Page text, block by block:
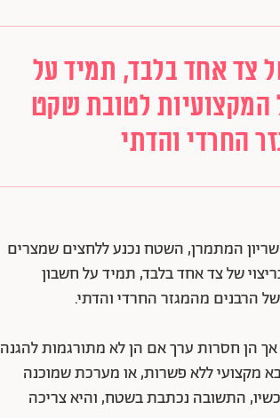
צד אחד בלבד, תמיד על
המקצועיות לטובת שקט
החרדי והדתי
המתמרן, השטח נכנע ללחצים שמצרים
של צד אחד בלבד, תמיד על חשבון
הרבנים מהמגזר החרדי והדתי.
הן חסרות ערך אם הן לא מתורגמות להגנה
מקצועי ללא פשרות, או מערכת שמוכנה
התשובה נכתבת בשטח, והיא צריכה